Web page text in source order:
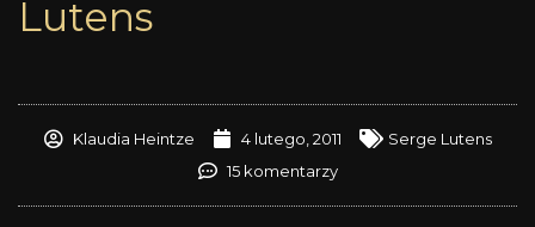
Lutens
Klaudia Heintze 4 lutego, 2011
Serge Lutens
15 komentarzy